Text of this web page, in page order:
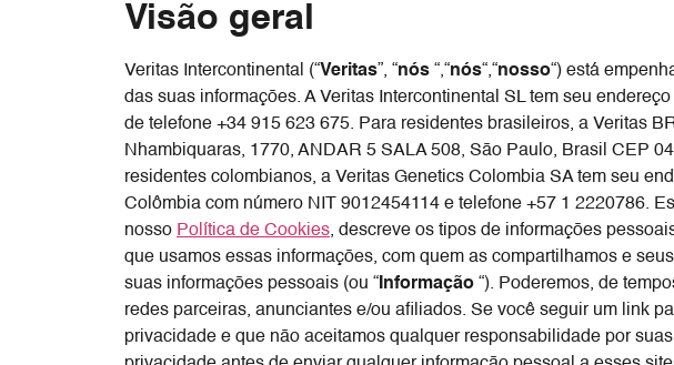
Visão geral
Veritas Intercontinental (“Veritas”, “nós “,“nós“,“nosso“) está
das suas informações. A Veritas Intercontinental SL tem seu
de telefone +34 915 623 675. Para residentes brasileiros, a Veritas
Nhambiquaras, 1770, ANDAR 5 SALA 508, São Paulo, Brasil CEP
residentes colombianos, a Veritas Genetics Colombia SA tem seu
Colômbia com número NIT 9012454114 e telefone +57 1 2220786.
nosso Política de Cookies, descreve os tipos de informações
que usamos essas informações, com quem as compartilhamos e
suas informações pessoais (ou “ Informação “). Poderemos, de
redes parceiras, anunciantes e/ou afiliados. Se você seguir um link
privacidade e que não aceitamos qualquer responsabilidade por